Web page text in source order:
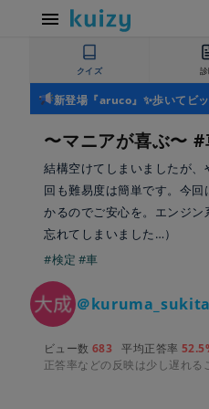
クイズ
新登場『aruco』✨歩いてビ
〜マニアが喜ぶ〜
結構空けてしまいましたが
回も難易度は簡単です。今
かるのでご安心を。エンジ
忘れてしまいました…）
#検定 #車
＠
ビュー数 683 平均正答率
正答率などの反映は少し遅れる